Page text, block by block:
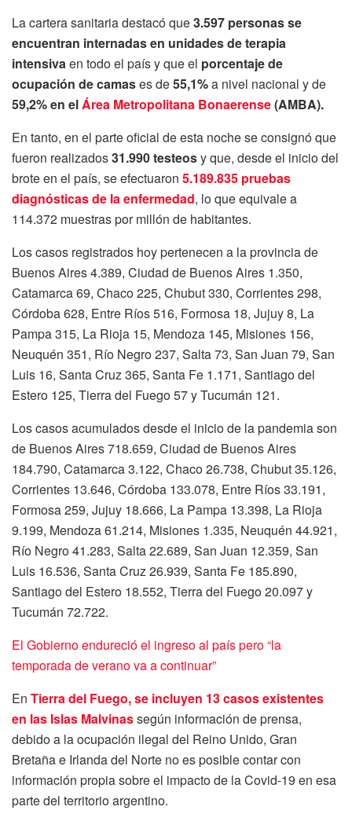
La cartera sanitaria destacó que3.597 personas se
encuentran internadas en unidades de terapia
intensivaen todo el país y que el porcentaje de
ocupación de camases de55,1%a nivel nacional y de
59,2% en elÁrea Metropolitana Bonaerense(AMBA).
En tanto, en el parte oficial de esta noche se consignó que
fueron realizados31.990 testeosy que, desde el inicio del
brote en el país, se efectuaron 5.189.835 pruebas
diagnósticas de la enfermedad, lo que equivale a
114.372 muestras por millón de habitantes.
Los casos registrados hoy pertenecen a la provincia de
Buenos Aires 4.389, Ciudad de Buenos Aires 1.350,
Catamarca 69, Chaco 225, Chubut 330, Corrientes 298,
Córdoba 628, Entre Ríos 516, Formosa 18, Jujuy 8, La
Pampa 315, La Rioja 15, Mendoza 145, Misiones 156,
Neuquén 351, Río Negro 237, Salta 73, San Juan 79, San
Luis 16, Santa Cruz 365, Santa Fe 1.171, Santiago del
Estero 125, Tierra del Fuego 57 y Tucumán 121.
Los casos acumulados desde el inicio de la pandemia son
de Buenos Aires 718.659, Ciudad de Buenos Aires
184.790, Catamarca 3.122, Chaco 26.738, Chubut 35.126,
Corrientes 13.646, Córdoba 133.078, Entre Ríos 33.191,
Formosa 259, Jujuy 18.666, La Pampa 13.398, La Rioja
9.199, Mendoza 61.214, Misiones 1.335, Neuquén 44.921,
Río Negro 41.283, Salta 22.689, San Juan 12.359, San
Luis 16.536, Santa Cruz 26.939, Santa Fe 185.890,
Santiago del Estero 18.552, Tierra del Fuego 20.097 y
Tucumán 72.722.
El Gobierno endureció el ingreso al país pero “la
temporada de verano va a continuar”
En Tierra del Fuego, se incluyen 13 casos existentes
en las Islas Malvinassegún información de prensa,
debido a la ocupación ilegal del Reino Unido, Gran
Bretaña e Irlanda del Norte no es posible contar con
información propia sobre el impacto de la Covid-19 en esa
parte del territorio argentino.